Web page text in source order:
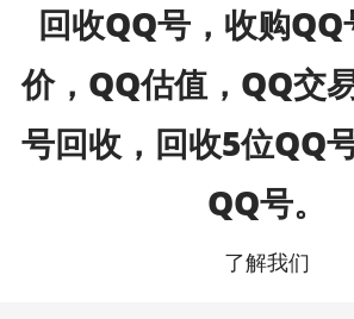
回收QQ号，收购
价，QQ估值，QQ交
号回收，回收5位QQ
QQ号。
了解我们